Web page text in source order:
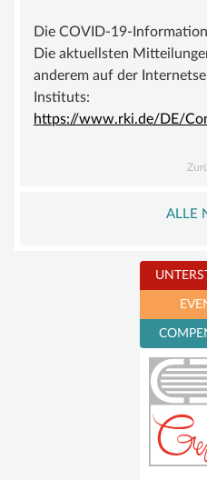
Die COVID-19-
Die aktuellsten
anderem auf der
Instituts:
https://www.rki.de/DE/
ALLE
Per PayPal
Mitglied
7.
DiGGefa